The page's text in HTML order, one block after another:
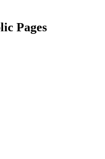
Pages